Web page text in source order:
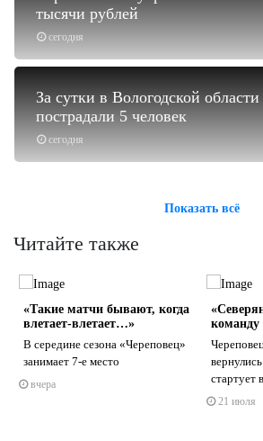
сегодня
тысячи рублей
сегодня
За сутки в Вологодской
пострадали 5 человек
Показать всё
Читайте также
«Такие матчи бывают, когда
влетает-влетает…»
В середине сезона «Череповец»
занимает 7-е место
вчера
команду
стартует
21 июля